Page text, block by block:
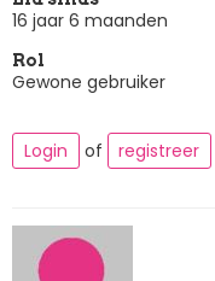
16 jaar 6 maanden
Rol
Gewone gebruiker
Login of registreer